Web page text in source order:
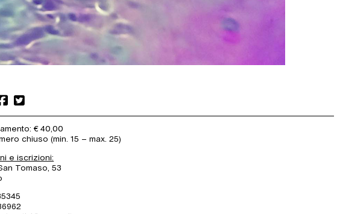
€ 40,00
chiuso (min. 15 – max. 25)
e iscrizioni:
Tomaso, 53